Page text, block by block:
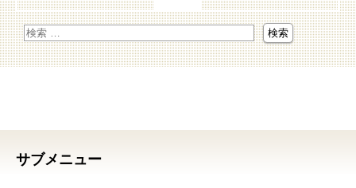
サブメニュー